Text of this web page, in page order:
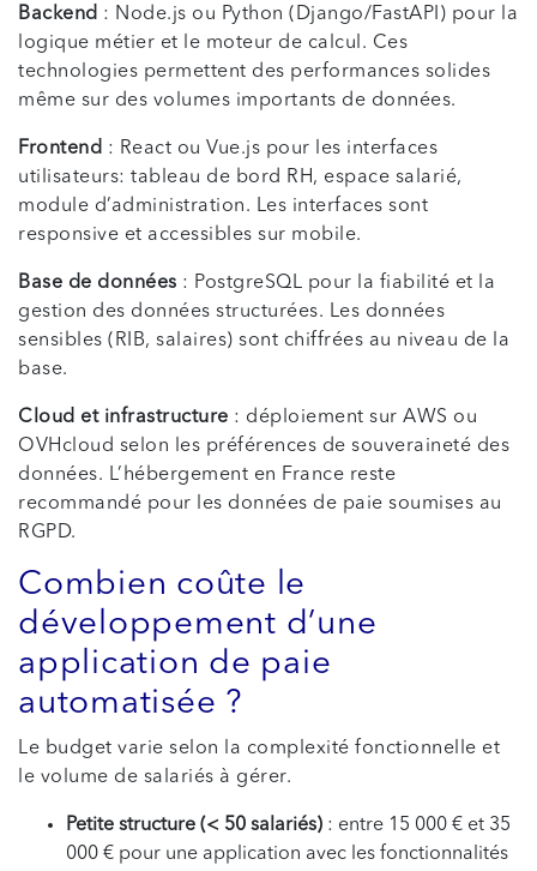
Backend : Node.js ou Python (Django/FastAPI) pour la
logique métier et le moteur de calcul. Ces
technologies permettent des performances solides
même sur des volumes importants de données.
Frontend : React ou Vue.js pour les interfaces
utilisateurs: tableau de bord RH, espace salarié,
module d’administration. Les interfaces sont
responsive et accessibles sur mobile.
Base de données : PostgreSQL pour la fiabilité et la
gestion des données structurées. Les données
sensibles (RIB, salaires) sont chiffrées au niveau de la
base.
Cloud et infrastructure : déploiement sur AWS ou
OVHcloud selon les préférences de souveraineté des
données. L’hébergement en France reste
recommandé pour les données de paie soumises au
RGPD.
Combien coûte le
développement d’une
application de paie
automatisée ?
Le budget varie selon la complexité fonctionnelle et
le volume de salariés à gérer.
Petite structure (< 50 salariés) : entre 15 000 € et 35
000 € pour une application avec les fonctionnalités